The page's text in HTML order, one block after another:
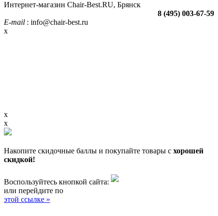
Интернет-магазин Chair-Best.RU, Брянск
8 (495) 003-67-59
E-mail : info@chair-best.ru
x
x
x
Накопите скидочные баллы и покупайте товары с хорошей
скидкой!
Воспользуйтесь кнопкой сайта:
или перейдите по
этой ссылке »